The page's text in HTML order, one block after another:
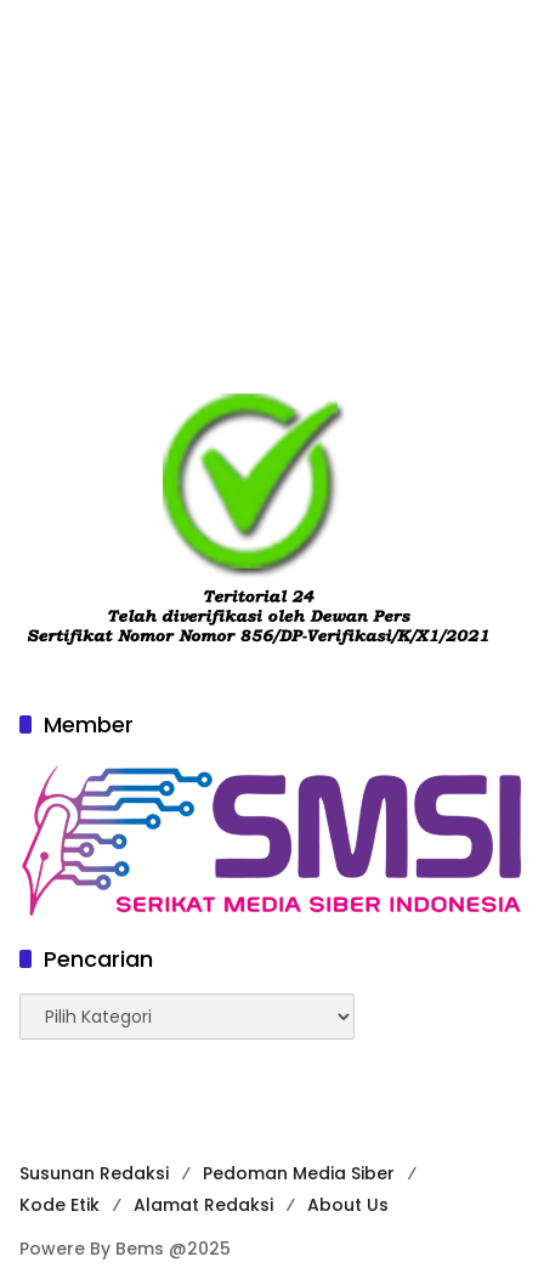
Member
Pencarian
Pencarian
Susunan Redaksi
Pedoman Media Siber
Kode Etik
Alamat Redaksi
About Us
Powere By Bems @2025